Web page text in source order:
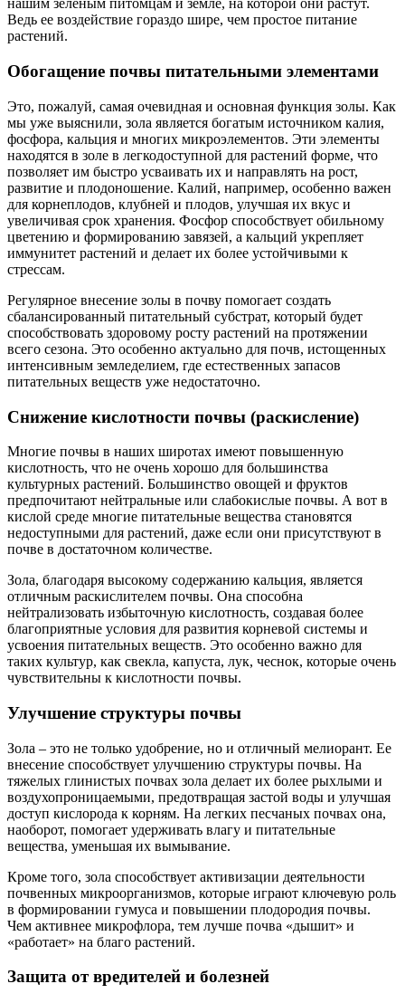
нашим зеленым питомцам и земле, на которой они растут.
Ведь ее воздействие гораздо шире, чем простое питание
растений.
Обогащение почвы питательными элементами
Это, пожалуй, самая очевидная и основная функция золы. Как
мы уже выяснили, зола является богатым источником калия,
фосфора, кальция и многих микроэлементов. Эти элементы
находятся в золе в легкодоступной для растений форме, что
позволяет им быстро усваивать их и направлять на рост,
развитие и плодоношение. Калий, например, особенно важен
для корнеплодов, клубней и плодов, улучшая их вкус и
увеличивая срок хранения. Фосфор способствует обильному
цветению и формированию завязей, а кальций укрепляет
иммунитет растений и делает их более устойчивыми к
стрессам.
Регулярное внесение золы в почву помогает создать
сбалансированный питательный субстрат, который будет
способствовать здоровому росту растений на протяжении
всего сезона. Это особенно актуально для почв, истощенных
интенсивным земледелием, где естественных запасов
питательных веществ уже недостаточно.
Снижение кислотности почвы (раскисление)
Многие почвы в наших широтах имеют повышенную
кислотность, что не очень хорошо для большинства
культурных растений. Большинство овощей и фруктов
предпочитают нейтральные или слабокислые почвы. А вот в
кислой среде многие питательные вещества становятся
недоступными для растений, даже если они присутствуют в
почве в достаточном количестве.
Зола, благодаря высокому содержанию кальция, является
отличным раскислителем почвы. Она способна
нейтрализовать избыточную кислотность, создавая более
благоприятные условия для развития корневой системы и
усвоения питательных веществ. Это особенно важно для
таких культур, как свекла, капуста, лук, чеснок, которые очень
чувствительны к кислотности почвы.
Улучшение структуры почвы
Зола – это не только удобрение, но и отличный мелиорант. Ее
внесение способствует улучшению структуры почвы. На
тяжелых глинистых почвах зола делает их более рыхлыми и
воздухопроницаемыми, предотвращая застой воды и улучшая
доступ кислорода к корням. На легких песчаных почвах она,
наоборот, помогает удерживать влагу и питательные
вещества, уменьшая их вымывание.
Кроме того, зола способствует активизации деятельности
почвенных микроорганизмов, которые играют ключевую роль
в формировании гумуса и повышении плодородия почвы.
Чем активнее микрофлора, тем лучше почва «дышит» и
«работает» на благо растений.
Защита от вредителей и болезней